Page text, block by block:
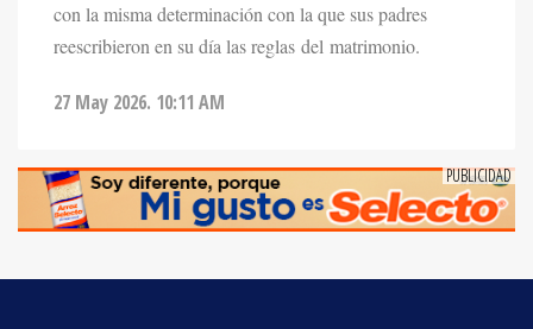
reescribieron en su día las reglas del matrimonio.